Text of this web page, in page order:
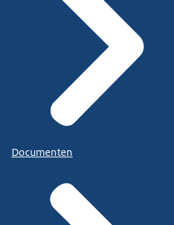
Documenten